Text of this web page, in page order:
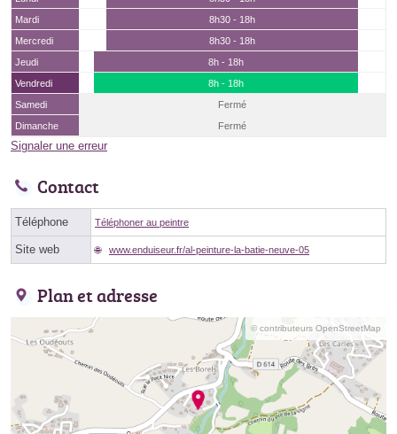
Mardi
8h30 - 18h
Mercredi
8h30 - 18h
Jeudi
8h - 18h
Vendredi
8h - 18h
Samedi
Fermé
Dimanche
Fermé
Signaler une erreur
Contact
Téléphone Téléphoner au peintre
Site web www.enduiseur.fr/al-peinture-la-batie-neuve-05
Plan et adresse
© contributeurs OpenStreetMap